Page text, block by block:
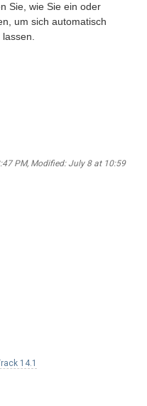
Sie, wie Sie ein oder
um sich automatisch
PM, Modified: July 8 at 10:59
14.1